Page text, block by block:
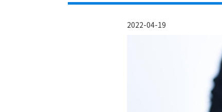
2022-04-19